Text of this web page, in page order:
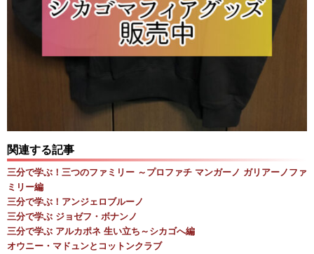
関連する記事
三分で学ぶ！三つのファミリー ～プロファチ マンガーノ ガリアーノファ
ミリー編
三分で学ぶ！アンジェロブルーノ
三分で学ぶ ジョゼフ・ボナンノ
三分で学ぶ アルカポネ 生い立ち～シカゴへ編
オウニー・マドュンとコットンクラブ